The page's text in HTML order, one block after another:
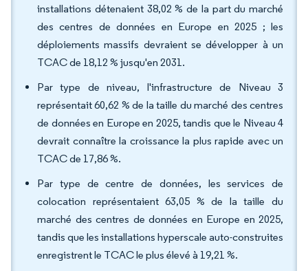
installations détenaient 38,02 % de la part du marché
des centres de données en Europe en 2025 ; les
déploiements massifs devraient se développer à un
TCAC de 18,12 % jusqu'en 2031.
Par type de niveau, l'infrastructure de Niveau 3
représentait 60,62 % de la taille du marché des centres
de données en Europe en 2025, tandis que le Niveau 4
devrait connaître la croissance la plus rapide avec un
TCAC de 17,86 %.
Par type de centre de données, les services de
colocation représentaient 63,05 % de la taille du
marché des centres de données en Europe en 2025,
tandis que les installations hyperscale auto-construites
enregistrent le TCAC le plus élevé à 19,21 %.